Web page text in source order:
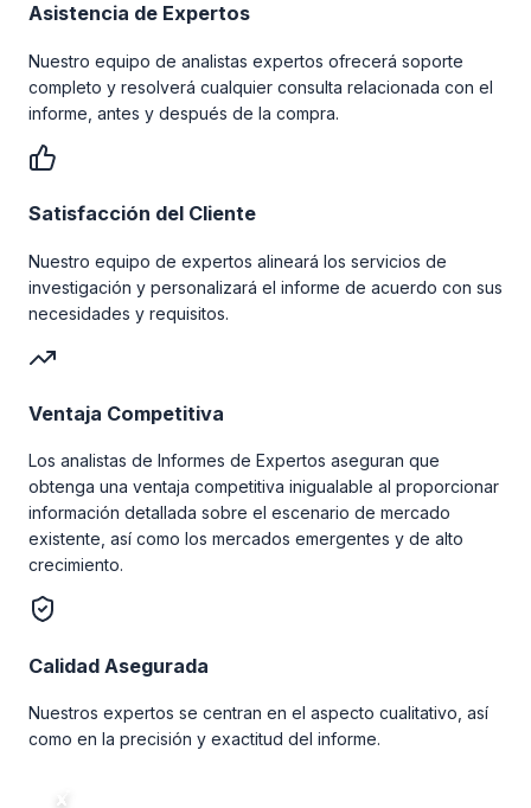
Asistencia de Expertos
Nuestro equipo de analistas expertos ofrecerá soporte
completo y resolverá cualquier consulta relacionada con el
informe, antes y después de la compra.
Satisfacción del Cliente
Nuestro equipo de expertos alineará los servicios de
investigación y personalizará el informe de acuerdo con sus
necesidades y requisitos.
Ventaja Competitiva
Los analistas de Informes de Expertos aseguran que
obtenga una ventaja competitiva inigualable al proporcionar
información detallada sobre el escenario de mercado
existente, así como los mercados emergentes y de alto
crecimiento.
Calidad Asegurada
Nuestros expertos se centran en el aspecto cualitativo, así
como en la precisión y exactitud del informe.